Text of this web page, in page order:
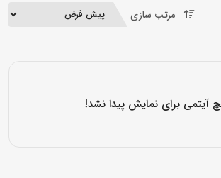
مرتب سازی
آیتمی برای نمایش پیدا نشد!